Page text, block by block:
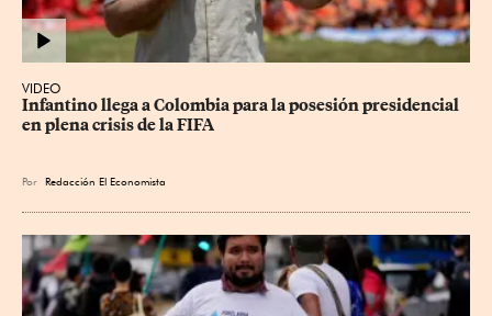
VIDEO
Infantino llega a Colombia para la posesión presidencial
en plena crisis de la FIFA
Por Redacción El Economista